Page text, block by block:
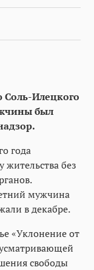
Соль-Илецкого
был
года
жительства без
мужчина
в декабре.
«Уклонение от
свободы